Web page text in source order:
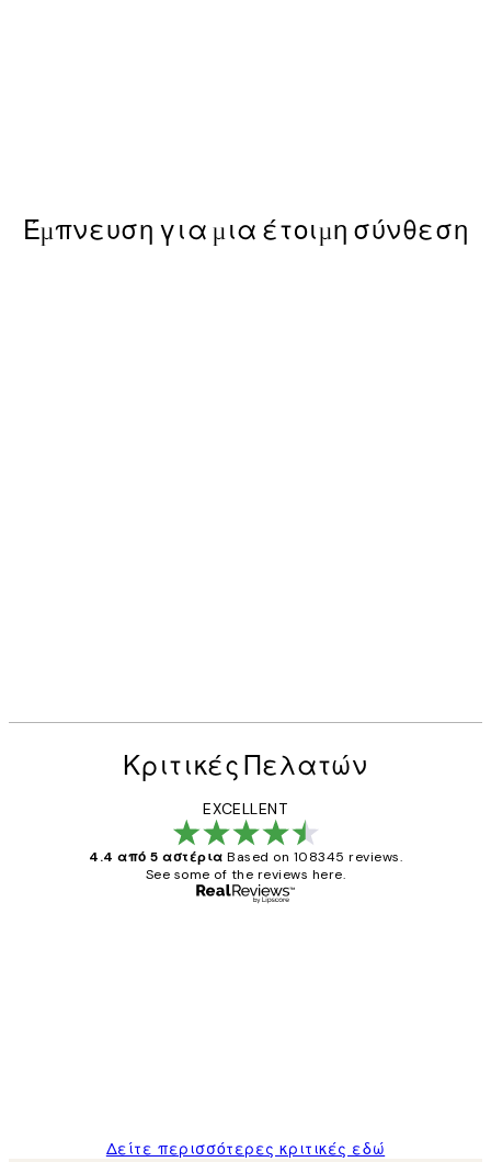
Έμπνευση για μια έτοιμη σύνθεση
Κριτικές Πελατών
EXCELLENT
4.4 από 5 αστέρια Based on 108345 reviews.
See some of the reviews here.
Δείτε περισσότερες κριτικές εδώ